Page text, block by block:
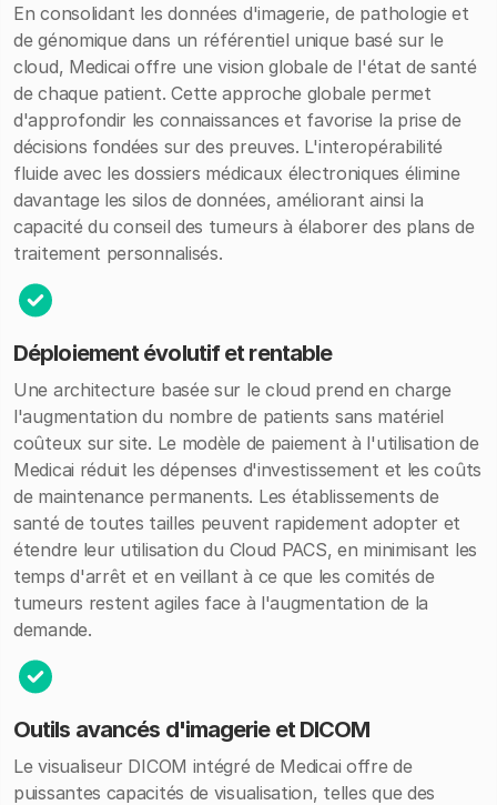
En consolidant les données d'imagerie, de pathologie et
de génomique dans un référentiel unique basé sur le
cloud, Medicai offre une vision globale de l'état de santé
de chaque patient. Cette approche globale permet
d'approfondir les connaissances et favorise la prise de
décisions fondées sur des preuves. L'interopérabilité
fluide avec les dossiers médicaux électroniques élimine
davantage les silos de données, améliorant ainsi la
capacité du conseil des tumeurs à élaborer des plans de
traitement personnalisés.
Déploiement évolutif et rentable
Une architecture basée sur le cloud prend en charge
l'augmentation du nombre de patients sans matériel
coûteux sur site. Le modèle de paiement à l'utilisation de
Medicai réduit les dépenses d'investissement et les coûts
de maintenance permanents. Les établissements de
santé de toutes tailles peuvent rapidement adopter et
étendre leur utilisation du Cloud PACS, en minimisant les
temps d'arrêt et en veillant à ce que les comités de
tumeurs restent agiles face à l'augmentation de la
demande.
Outils avancés d'imagerie et DICOM
Le visualiseur DICOM intégré de Medicai offre de
puissantes capacités de visualisation, telles que des